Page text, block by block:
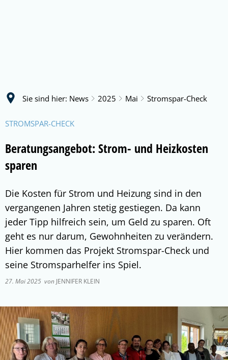
Sie sind hier: News 2025 Mai Stromspar-Check
STROMSPAR-CHECK
Beratungsangebot: Strom- und Heizkosten
sparen
Die Kosten für Strom und Heizung sind in den
vergangenen Jahren stetig gestiegen. Da kann
jeder Tipp hilfreich sein, um Geld zu sparen. Oft
geht es nur darum, Gewohnheiten zu verändern.
Hier kommen das Projekt Stromspar-Check und
seine Stromsparhelfer ins Spiel.
27. Mai 2025 von JENNIFER KLEIN